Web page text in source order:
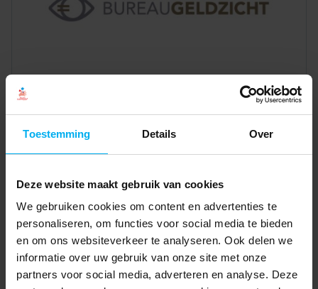
Toestemming Details Over
Deze website maakt gebruik van cookies
We gebruiken cookies om content en advertenties te
personaliseren, om functies voor social media te bieden
en om ons websiteverkeer te analyseren. Ook delen we
informatie over uw gebruik van onze site met onze
partners voor social media, adverteren en analyse. Deze